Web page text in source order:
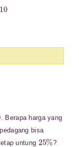
10
Berapa harga yang
bisa
untung
25%
?